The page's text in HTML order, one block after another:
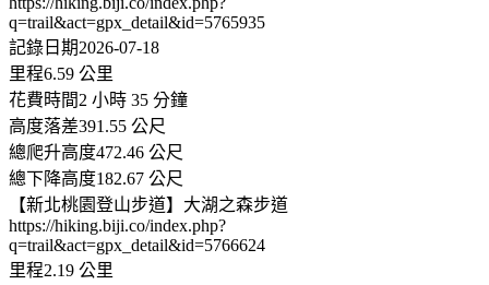
q=trail&act=gpx_detail&id=5765935
記錄日期2026-07-18
里程6.59 公里
花費時間2 小時 35 分鐘
高度落差391.55 公尺
總爬升高度472.46 公尺
總下降高度182.67 公尺
【新北桃園登山步道】大湖之森步道
https://hiking.biji.co/index.php?
q=trail&act=gpx_detail&id=5766624
里程2.19 公里